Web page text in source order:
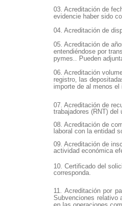
03. Acreditación de
evidencie haber sido
04. Acreditación de
05. Acreditación de
entendiéndose por
pymes.. Pueden
06. Acreditación
registro, las
importe de al menos
07. Acreditación de
trabajadores (RNT) del
08. Acreditación de
laboral con la entidad
09. Acreditación de
actividad económica
10. Certificado del
corresponda.
11. Acreditación por
Subvenciones relativo